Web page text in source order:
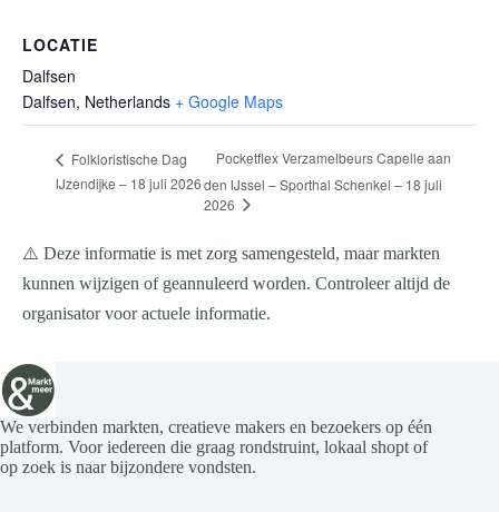
LOCATIE
Dalfsen
Dalfsen, Netherlands + Google Maps
Folkloristische Dag
IJzendijke – 18 juli 2026
Pocketflex Verzamelbeurs Capelle aan
den IJssel – Sporthal Schenkel – 18 juli
2026
⚠️ Deze informatie is met zorg samengesteld, maar markten
kunnen wijzigen of geannuleerd worden. Controleer altijd de
organisator voor actuele informatie.
We verbinden markten, creatieve makers en bezoekers op één
platform. Voor iedereen die graag rondstruint, lokaal shopt of
op zoek is naar bijzondere vondsten.